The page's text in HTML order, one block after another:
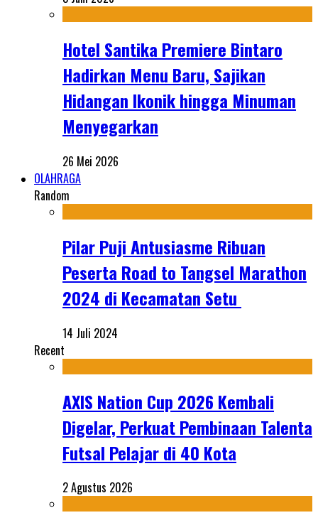
Hotel Santika Premiere Bintaro
Hadirkan Menu Baru, Sajikan
Hidangan Ikonik hingga Minuman
Menyegarkan
26 Mei 2026
OLAHRAGA
Random
Pilar Puji Antusiasme Ribuan
Peserta Road to Tangsel Marathon
2024 di Kecamatan Setu
14 Juli 2024
Recent
AXIS Nation Cup 2026 Kembali
Digelar, Perkuat Pembinaan Talenta
Futsal Pelajar di 40 Kota
2 Agustus 2026